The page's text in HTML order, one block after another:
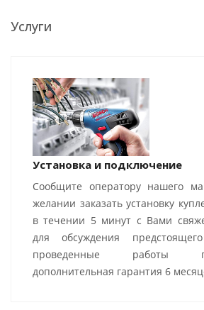
Услуги
Установка и подключение
Сообщите оператору нашего
желании заказать установку
в течении 5 минут с Вами
для обсуждения
проведенные работы
дополнительная гарантия 6